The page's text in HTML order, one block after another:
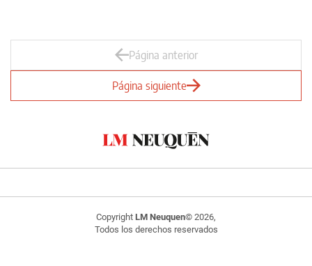
Página anterior
Página siguiente
Copyright LM Neuquen© 2026,
Todos los derechos reservados